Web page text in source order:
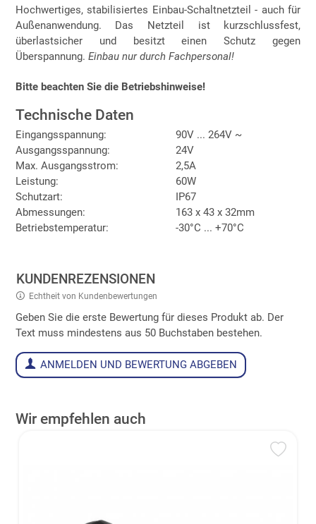
Hochwertiges, stabilisiertes Einbau-Schaltnetzteil - auch für
Außenanwendung. Das Netzteil ist kurzschlussfest,
überlastsicher und besitzt einen Schutz gegen
Überspannung. Einbau nur durch Fachpersonal!
Bitte beachten Sie die Betriebshinweise!
Technische Daten
Eingangsspannung:
90V ... 264V ~
Ausgangsspannung:
24V
Max. Ausgangsstrom:
2,5A
Leistung:
60W
Schutzart:
IP67
Abmessungen:
163 x 43 x 32mm
Betriebstemperatur:
-30°C ... +70°C
KUNDENREZENSIONEN
Echtheit von Kundenbewertungen
Geben Sie die erste Bewertung für dieses Produkt ab. Der
Text muss mindestens aus 50 Buchstaben bestehen.
ANMELDEN UND BEWERTUNG ABGEBEN
Wir empfehlen auch